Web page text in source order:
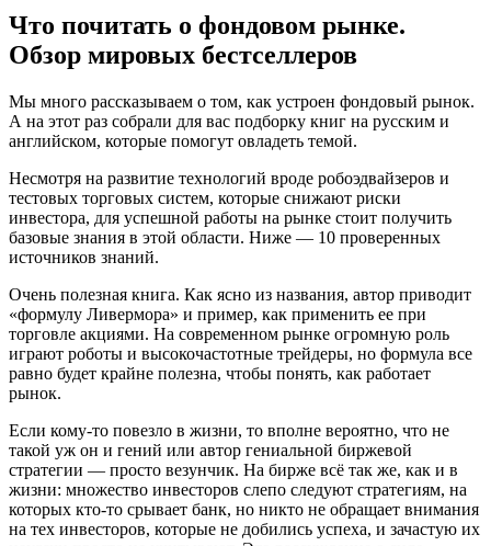
Что почитать о фондовом рынке.
Обзор мировых бестселлеров
Мы много рассказываем о том, как устроен фондовый рынок.
А на этот раз собрали для вас подборку книг на русским и
английском, которые помогут овладеть темой.
Несмотря на развитие технологий вроде робоэдвайзеров и
тестовых торговых систем, которые снижают риски
инвестора, для успешной работы на рынке стоит получить
базовые знания в этой области. Ниже — 10 проверенных
источников знаний.
Очень полезная книга. Как ясно из названия, автор приводит
«формулу Ливермора» и пример, как применить ее при
торговле акциями. На современном рынке огромную роль
играют роботы и высокочастотные трейдеры, но формула все
равно будет крайне полезна, чтобы понять, как работает
рынок.
Если кому-то повезло в жизни, то вполне вероятно, что не
такой уж он и гений или автор гениальной биржевой
стратегии — просто везунчик. На бирже всё так же, как и в
жизни: множество инвесторов слепо следуют стратегиям, на
которых кто-то срывает банк, но никто не обращает внимания
на тех инвесторов, которые не добились успеха, и зачастую их